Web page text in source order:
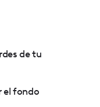
de tu
el fondo